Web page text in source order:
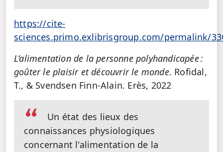
https://cite-
sciences.primo.exlibrisgroup.com/permalink/
L’alimentation de la personne polyhandicapée :
goûter le plaisir et découvrir le monde. Rofidal,
T., & Svendsen Finn-Alain. Erès, 2022
Un état des lieux des
connaissances physiologiques
concernant l'alimentation de la